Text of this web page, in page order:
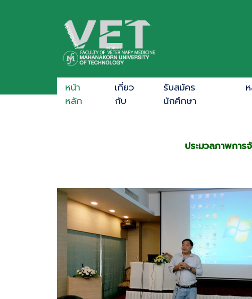
หน้า
หลัก
เกี่ยว
กับ
รับสมัคร
นักศึกษา
ประมวลภาพกา